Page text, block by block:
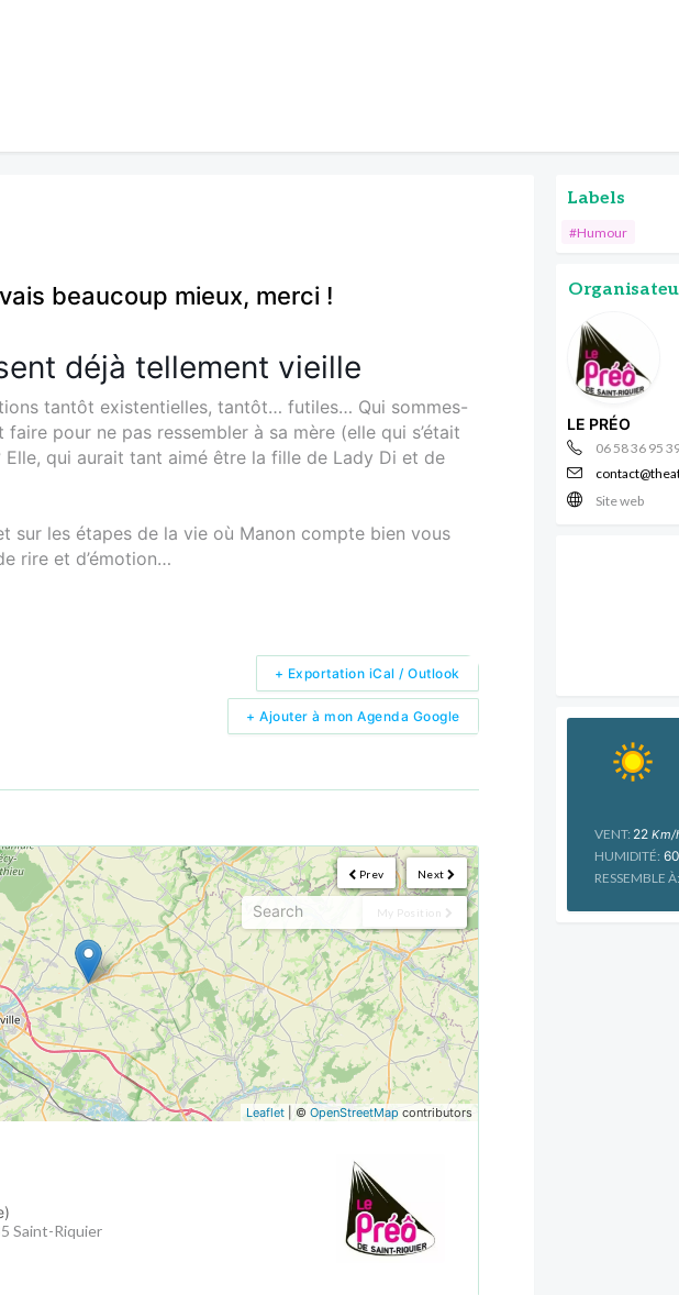
beaucoup mieux, merci !
déjà tellement vieille
tantôt existentielles, tantôt… futiles… Qui sommes-
faire pour ne pas ressembler à sa mère (elle qui s’était
qui aurait tant aimé être la fille de Lady Di et de
sur les étapes de la vie où Manon compte bien vous
rire et d’émotion…
+ Ajouter à mon Agenda Google
+ Exportation iCal / Outlook
Next
Prev
My Position
Leaflet| © OpenStreetMapcontributors
Saint-Riquier
Labels
#Humour
LE PRÉO
06 58 36 95
Site web
VENT: 22Km/
HUMIDITÉ: 60
RESSEMBLE À: